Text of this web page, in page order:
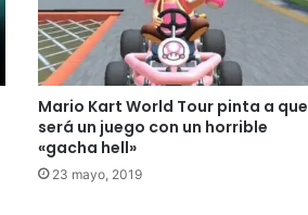
Mario Kart World Tour pinta a que
será un juego con un horrible
«gacha hell»
23 mayo, 2019